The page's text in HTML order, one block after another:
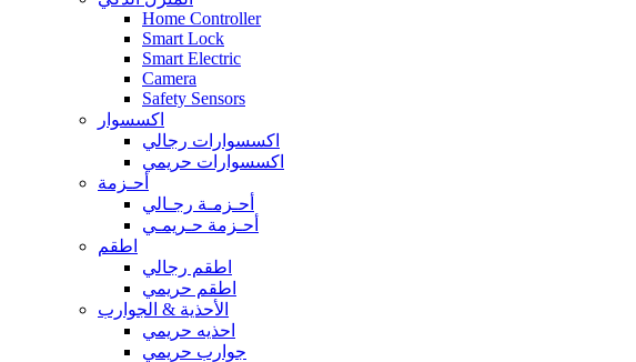
Home Controller
Smart Lock
Smart Electric
Camera
Safety Sensors
اكسسوار
اكسسوارات رجالي
اكسسوارات حريمي
أحـزمة
أحـزمـة رجـالي
أحـزمة حـريمـي
اطقم
اطقم رجالي
اطقم حريمي
الأحذية & الجوارب
احذيه حريمي
جوارب حريمي